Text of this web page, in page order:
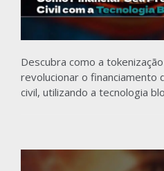
Descubra como a
revolucionar o
civil, utilizando a tecnologia